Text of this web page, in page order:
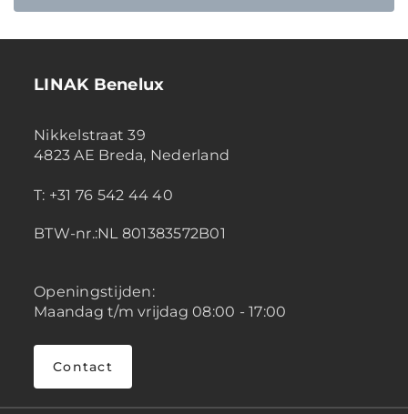
LINAK Benelux
Nikkelstraat 39
4823 AE Breda, Nederland
T: +31 76 542 44 40
BTW-nr.:NL 801383572B01
Openingstijden:
Maandag t/m vrijdag 08:00 - 17:00
Contact